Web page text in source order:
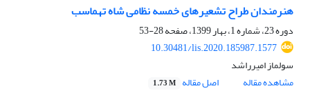
هنرمندان طراح تشعیرهای خمسه نظامی شاه تهماسب
دوره 23، شماره 1، بهار 1399، صفحه
28-53
10.30481/lis.2020.185987.1577
سولماز امیرراشد
مشاهده مقاله
اصل مقاله 1.73 M